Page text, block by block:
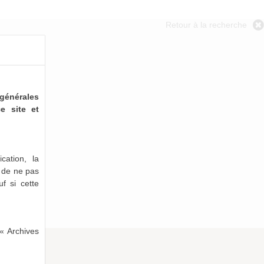
Retour à la recherche
site et
la
ne pas
si cette
Archives